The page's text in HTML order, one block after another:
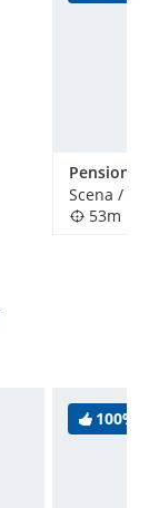
Scena /
53m
100%